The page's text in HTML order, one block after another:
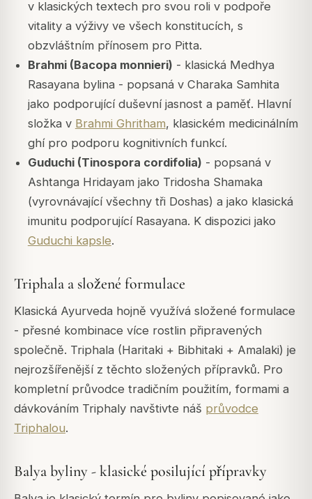
v klasických textech pro svou roli v podpoře
vitality a výživy ve všech konstitucích, s
obzvláštním přínosem pro Pitta.
Brahmi (Bacopa monnieri) - klasická Medhya
Rasayana bylina - popsaná v Charaka Samhita
jako podporující duševní jasnost a paměť. Hlavní
složka v Brahmi Ghritham, klasickém medicinálním
ghí pro podporu kognitivních funkcí.
Guduchi (Tinospora cordifolia) - popsaná v
Ashtanga Hridayam jako Tridosha Shamaka
(vyrovnávající všechny tři Doshas) a jako klasická
imunitu podporující Rasayana. K dispozici jako
Guduchi kapsle.
Triphala a složené formulace
Klasická Ayurveda hojně využívá složené formulace
- přesné kombinace více rostlin připravených
společně. Triphala (Haritaki + Bibhitaki + Amalaki) je
nejrozšířenější z těchto složených přípravků. Pro
kompletní průvodce tradičním použitím, formami a
dávkováním Triphaly navštivte náš průvodce
Triphalou.
Balya byliny - klasické posilující přípravky